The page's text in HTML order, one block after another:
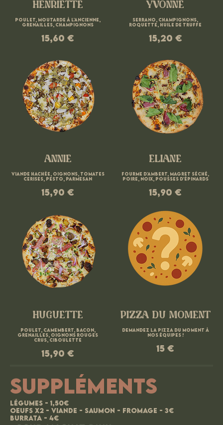
HENRIETTE
Poulet, moutarde à l'ancienne,
grenailles, champignons
15,60 €
YVONNE
Serrano, champignons,
roquette, huile de truffe
15,20 €
ANNIE
Viande hachée, oignons, tomates
cerises, pesto, parmesan
15,90 €
ELIANE
Fourme d'Ambert, magret séché,
poire, noix, pousses d'épinards
15,90 €
HUGUETTE
Poulet, camembert, bacon,
grenailles, oignons rouges
crus, ciboulette
15,90 €
PIZZA DU MOMENT
Demandez la pizza du moment à
nos équipes !
15 €
SUPPLÉMENTS
Légumes - 1,50€
Oeufs x2 - Viande - Saumon - Fromage - 3€
Burrata - 4€